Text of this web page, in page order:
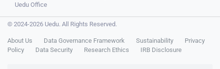
Uedu Office
© 2024-2026 Uedu. All Rights Reserved.
About Us Data Governance Framework Sustainability
Privacy
Policy
Data Security Research Ethics IRB Disclosure